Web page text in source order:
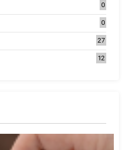
0
0
27
12